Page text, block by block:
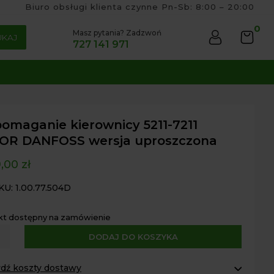
Biuro obsługi klienta czynne Pn-Sb: 8:00 – 20:00
Masz pytania? Zadzwoń
727 141 971
0
kierownicy 5211-7211
DANFOSS wersja uproszczona
zł
1.00.77.504D
dostępny na zamówienie
DODAJ DO KOSZYKA
koszty dostawy